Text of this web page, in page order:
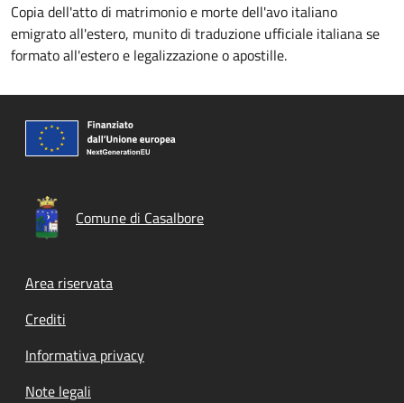
Copia dell'atto di matrimonio e morte dell'avo italiano
emigrato all'estero, munito di traduzione ufficiale italiana se
formato all'estero e legalizzazione o apostille.
Comune di Casalbore
Footer menu
Area riservata
Crediti
Informativa privacy
Note legali